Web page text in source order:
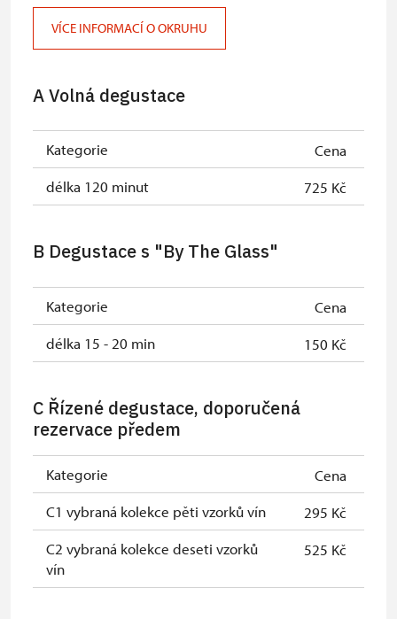
VÍCE INFORMACÍ O OKRUHU
A Volná degustace
Kategorie
Cena
délka 120 minut
725 Kč
B Degustace s "By The Glass"
Kategorie
Cena
délka 15 - 20 min
150 Kč
C Řízené degustace, doporučená
rezervace předem
Kategorie
Cena
C1 vybraná kolekce pěti vzorků vín
295 Kč
C2 vybraná kolekce deseti vzorků
vín
525 Kč